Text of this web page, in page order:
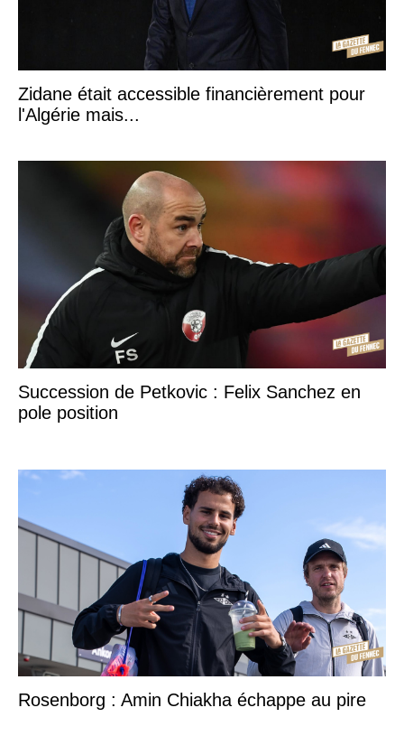
Zidane était accessible financièrement pour
l'Algérie mais...
Succession de Petkovic : Felix Sanchez en
pole position
Rosenborg : Amin Chiakha échappe au pire